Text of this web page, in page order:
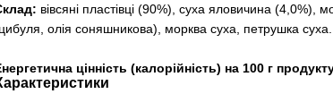
вівсяні пластівці (90%), суха яловичина (4,0%),
олія соняшникова), морква суха, петрушка суха.
цінність (калорійність) на 100 г